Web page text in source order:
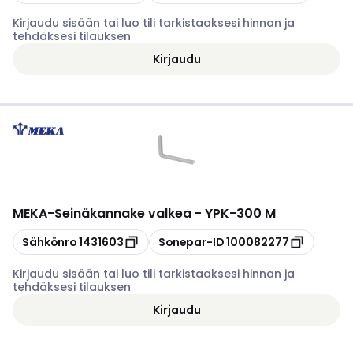
Kirjaudu sisään tai luo tili tarkistaaksesi hinnan ja
tehdäksesi tilauksen
Kirjaudu
MEKA-Seinäkannake valkea - YPK-300 M
Kopioi
Sähkönro1431603 Kopioi
Sonepar-ID100082277
Kirjaudu sisään tai luo tili tarkistaaksesi hinnan ja
tehdäksesi tilauksen
Kirjaudu